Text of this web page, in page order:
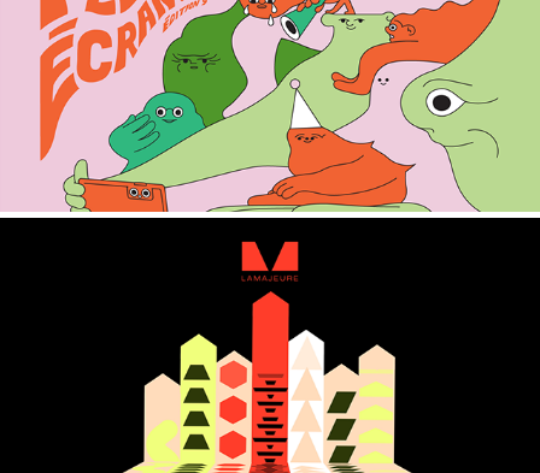
PLEIN(S) ÉCRAN(S) 2025
LA MAJEURE - SONIC BRANDING